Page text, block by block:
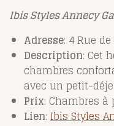
Ibis Styles Annecy
Adresse: 4 Rue
Description: Cet
chambres
avec un petit-
Prix: Chambres
Lien: IbisStyles